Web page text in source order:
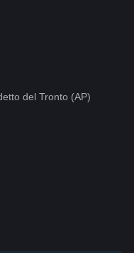
del Tronto (AP)